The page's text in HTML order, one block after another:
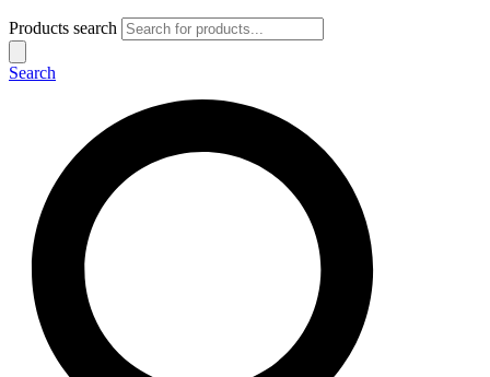
Products search
Search